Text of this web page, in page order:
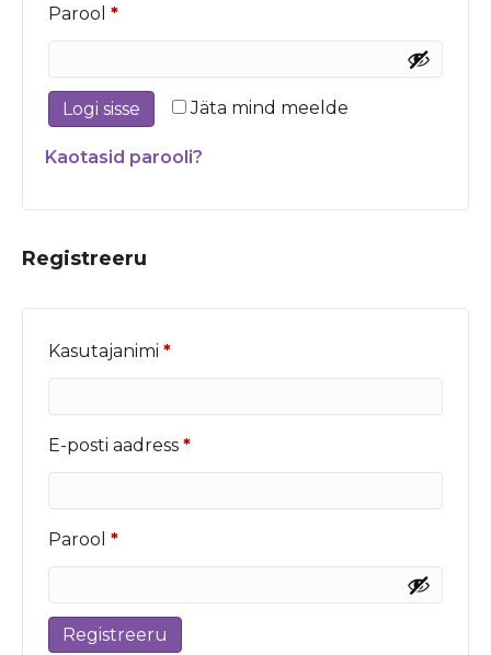
Parool *Nõutud
Jäta mind meelde
Logi sisse
Kaotasid parooli?
Registreeru
Kasutajanimi *Nõutud
E-posti aadress *Nõutud
Parool *Nõutud
Registreeru